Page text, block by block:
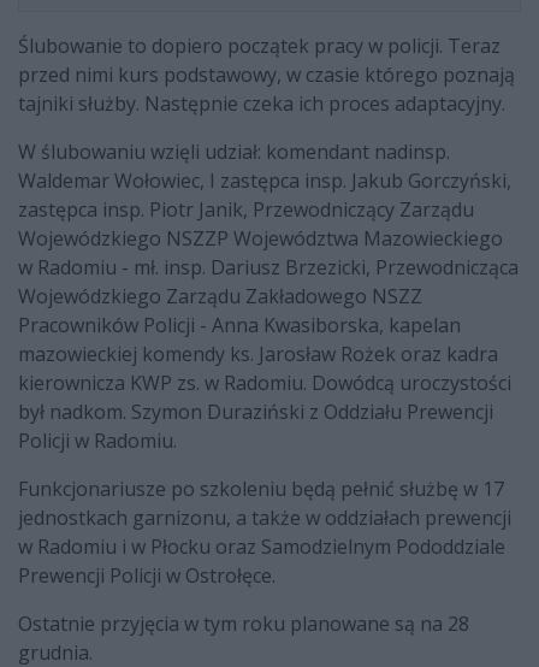
Ślubowanie to dopiero początek pracy w policji. Teraz
przed nimi kurs podstawowy, w czasie którego poznają
tajniki służby. Następnie czeka ich proces adaptacyjny.
W ślubowaniu wzięli udział: komendant nadinsp.
Waldemar Wołowiec, I zastępca insp. Jakub Gorczyński,
zastępca insp. Piotr Janik, Przewodniczący Zarządu
Wojewódzkiego NSZZP Województwa Mazowieckiego
w Radomiu - mł. insp. Dariusz Brzezicki, Przewodnicząca
Wojewódzkiego Zarządu Zakładowego NSZZ
Pracowników Policji - Anna Kwasiborska, kapelan
mazowieckiej komendy ks. Jarosław Rożek oraz kadra
kierownicza KWP zs. w Radomiu. Dowódcą uroczystości
był nadkom. Szymon Duraziński z Oddziału Prewencji
Policji w Radomiu.
Funkcjonariusze po szkoleniu będą pełnić służbę w 17
jednostkach garnizonu, a także w oddziałach prewencji
w Radomiu i w Płocku oraz Samodzielnym Pododdziale
Prewencji Policji w Ostrołęce.
Ostatnie przyjęcia w tym roku planowane są na 28
grudnia.